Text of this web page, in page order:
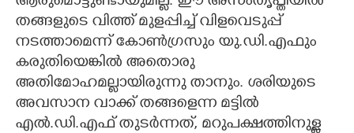
തങ്ങളുടെ വിത്ത് മുളപ്പിച്ച് വിളവെടുപ്പ്
നടത്താമെന്ന് കോൺഗ്രസും യു.ഡി.എഫും
കരുതിയെങ്കിൽ അതൊരു
അതിമോഹമല്ലായിരുന്നു താനും. ശരിയുടെ
അവസാന വാക്ക് തങ്ങളെന്ന മട്ടിൽ
എൽ.ഡി.എഫ് തുടർന്നത്, മറുപക്ഷത്തിനുള്ള